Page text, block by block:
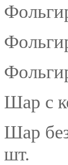
Шар с
Шар
шт.